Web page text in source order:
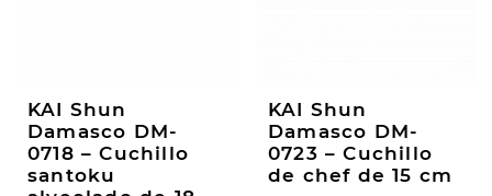
KAI Shun
Damasco DM-
0718 – Cuchillo
santoku
KAI Shun
Damasco DM-
0723 – Cuchillo
de chef de 15 cm